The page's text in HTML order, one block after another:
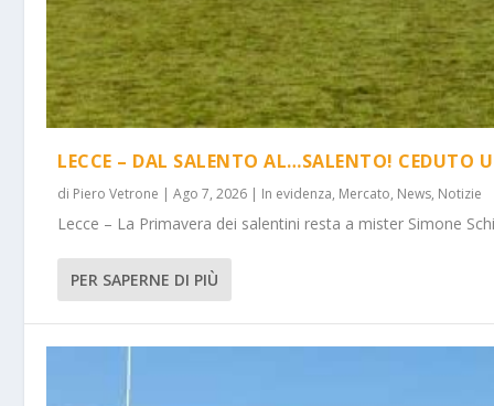
LECCE – DAL SALENTO AL…SALENTO! CEDUTO
di Piero Vetrone |Ago 7, 2026 | In evidenza, Mercato, News, Notizie
Lecce – La Primavera dei salentini resta a mister Simone
PER SAPERNE DI PIÙ